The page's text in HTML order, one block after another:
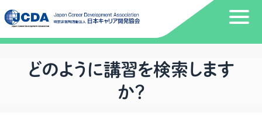
どのように講習を検索します
か？